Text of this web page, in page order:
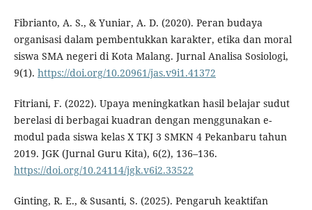
Fibrianto, A. S., & Yuniar, A. D. (2020). Peran budaya
organisasi dalam pembentukkan karakter, etika dan moral
siswa SMA negeri di Kota Malang. Jurnal Analisa Sosiologi,
9(1). https://doi.org/10.20961/jas.v9i1.41372
Fitriani, F. (2022). Upaya meningkatkan hasil belajar sudut
berelasi di berbagai kuadran dengan menggunakan e-
modul pada siswa kelas X TKJ 3 SMKN 4 Pekanbaru tahun
2019. JGK (Jurnal Guru Kita), 6(2), 136–136.
https://doi.org/10.24114/jgk.v6i2.33522
Ginting, R. E., & Susanti, S. (2025). Pengaruh keaktifan